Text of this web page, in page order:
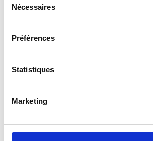
Nécessaires
Préférences
Statistiques
Marketing
eine extreme Widerstandsfähigkeit gegen
wiederverwendet werden kann. Sie werden mit